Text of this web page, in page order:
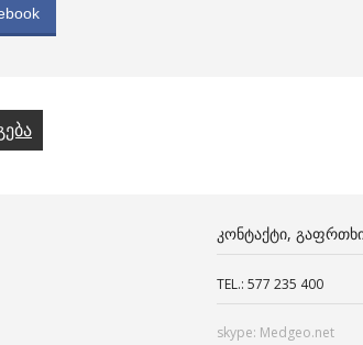
ᲙᲝᲜᲢᲐᲥᲢᲘ,
TEL.: 577 235 400
skype: Medgeo.net